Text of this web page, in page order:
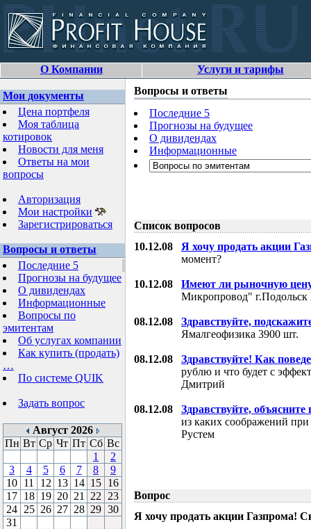
О Компании Услуги и тарифы
Мои документы
Цена портфеля
Моя таблица
котировок
Новости для меня
Ответы на мои
вопросы
Авторизация
Мои настройки
Зарегистрироваться
Вопросы и ответы
Последние 5
Прогнозы на будущее
О дивидендах
Информационные
Вопросы по
эмитентам
Об услугах компании
Как купить (продать)
…
По системе QUIK
Задать вопрос
Август 2026
Пн Вт Ср Чт Пт Сб Вс
1
2
3
4 5 6 7 8
9
10 11 12 13 14 15 16
17 18 19 20 21 22
23
24 25 26 27 28 29 30
31
Вопросы и ответы
Последние 5
Прогнозы на будущее
О дивидендах
Информационные
Список вопросов
10.12.08 Я хочу продать акции
момент?
10.12.08
Имеют ли рыночную
Микропровод"
08.12.08
Здравствуйте,
Ямалгеофизика 3900 шт.
08.12.08
Здравствуйте! Как
рублю и что будет с
Дмитрий
08.12.08
Здравствуйте, объясните
из каких соображений
Рустем
Вопрос
Я хочу продать акции Газпрома!